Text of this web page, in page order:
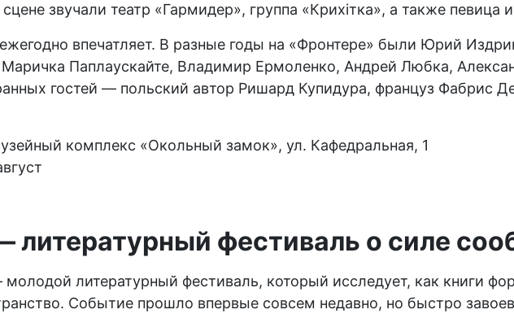
звучали театр «Гармидер», группа «Крихітка», а также певица
впечатляет. В разные годы на «Фронтере» были Юрий
Паплаускайте, Владимир Ермоленко, Андрей Любка,
гостей — польский автор Ришард Купидура, француз Фабрис
комплекс «Окольный замок», ул. Кафедральная, 1
фестиваль о силе
литературный фестиваль, который исследует, как книги
Событие прошло впервые совсем недавно, но быстро